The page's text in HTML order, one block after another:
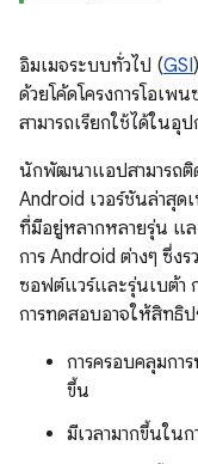
อิมเมจระบบทั่วไป (GSI
ด้วยโค้ดโครงการโอเพ
สามารถเรียกใช้ได้ใน
นักพัฒนาแอปสามารถติ
Android เวอร์ชันล่าสุ
ที่มีอยู่หลากหลายรุ่น แล
การ Android ต่างๆ ซึ่ง
ซอฟต์แวร์และรุ่นเบต้า
การทดสอบอาจให้สิทธิ
การครอบคลุมกา
ขึ้น
มีเวลามากขึ้นใน